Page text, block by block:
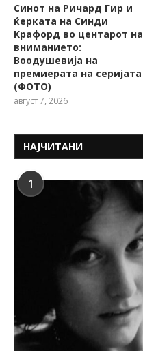
Синот на Ричард Гир и
ќерката на Синди
Крафорд во центарот на
вниманието:
Воодушевија на
премиерата на серијата
(ФОТО)
август 7, 2026
НАЈЧИТАНИ
1